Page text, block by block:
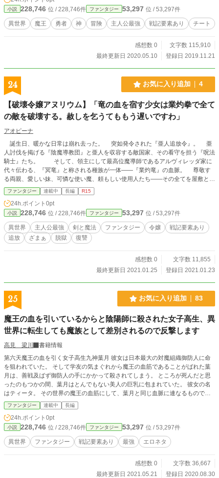
品です
小説 228,746 位 / 228,746件 ファンタジー 53,297 位 / 53,297件
異世界 魔王 勇者 神 冒険 主人公最強 戦記要素あり チート
感想数 0
文字数 115,910
最終更新日 2020.05.10
登録日 2019.11.21
24 お気に入り追加 4
【破壊令嬢アヌリウム】「竜の血を宿す少女は業灼拳で全て
の敵を破壊する。赦しを乞うてももう遅いですわ」
アオピーナ
誕生日、暖かな日常は崩れ去った。 突如発令された『亜人追放令』。 亜
人討伐を掲げる『陰魔導教団』と亜人を収容する敵国家、その看守を担う『呪法
騎士』たち。 そして、領主にして最高位魔導師であるアルヴィレッダ家に
代々伝わる、『冥竜』と称される種族が一体――『業灼竜』の血脈。 尊敬す
る両親、愛しい妹、可憐な使い魔、頼もしい使用人たち――その全てを屋敷と共
に壊されたアヌリウムは、襲撃者との激戦の末に牢獄にて目を覚ます。 そし
て、『蟲風呂』や永久回復が可能とする、生きたまま四肢を切断されたり臓物を
引きずり出されたりする『解剖遊戯』、家畜の如き所業――人としての尊厳と心
を削ぎ落す地獄を味わう。 この世のものとは思えないモノ。しかして屈辱と
復讐の業火に焼かれた少女は、やがて『風霊魔』を宿す少女と画策し、脱獄を図
る。 『業灼竜』を己の身に降ろす大規模降誕術式。 それを成し、黒と紫に彩
られた莫大な炎――『竜属性冥位魔法・業灼術式』を宿した時。 一度破滅し
問、恥辱の限りを尽くされた元魔導師貴族の令嬢は、超位魔法で叛逆する。
ファンタジー 連載中 長編 R15
24h.ポイント 0pt
小説 228,746 位 / 228,746件 ファンタジー 53,297 位 / 53,297件
異世界 主人公最強 剣と魔法 ファンタジー 令嬢
戦記要素あり
追放
ざまぁ 脱獄 復讐
感想数 0
文字数 11,855
最終更新日 2021.01.25
登録日 2021.01.23
25 お気に入り追加 83
魔王の血を引いているからと陰陽師に殺された女子高生、異
世界に転生しても魔族として差別されるので反撃します
高見 梁川
書籍情報
第六天魔王の血を引く女子高生九神葉月 彼女は日本最大の対魔組織御防人に命
を狙われていた。 そして学友の気まぐれから魔王の血筋であることがばれた葉
月は、善戦及ばず御防人の手にかかって殺されてしまう。 ところが死んだと思
ったのもつかの間、葉月はとんでもない美人の巨乳に包まれていた。 彼女の名
はティータ。 その世界の魔王の血筋にして、葉月と同じ血脈に連なるものであ
った。 人間から追い詰められつつある魔族。 この世界でも魔王の血脈は人間に
追われ続けなければならないのか？ 否、次はこちらが狩る立場になってやる。
種族の存亡を懸けた異世界での大戦を主導する立場になる一人の女子高生の物語
ファンタジー 連載中 長編
24h.ポイント 0pt
小説 228,746 位 / 228,746件 ファンタジー 53,297 位 / 53,297件
異世界 ファンタジー 戦記要素あり 最強 エロネタ
感想数 0
文字数 36,667
最終更新日 2021.05.21
登録日 2020.08.30